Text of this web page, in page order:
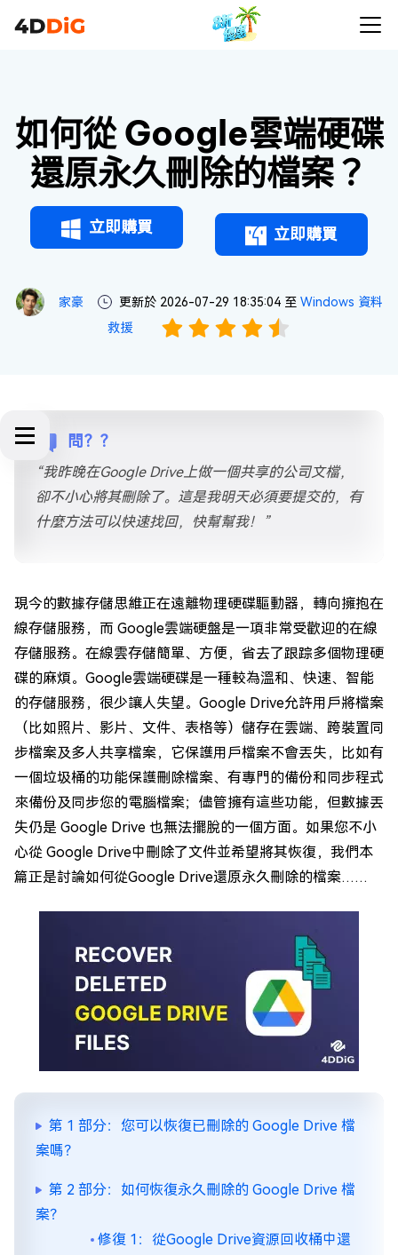
如何從 Google雲端硬碟
還原永久刪除的檔案？
立即購買 立即購買
家豪 更新於 2026-07-29 18:35:04 至 Windows 資料
救援
問？？
“我昨晚在Google Drive上做一個共享的公司文檔，
卻不小心將其刪除了。這是我明天必須要提交的，有
什麼方法可以快速找回，快幫幫我！”
現今的數據存儲思維正在遠離物理硬碟驅動器，轉向擁抱在
線存儲服務，而 Google雲端硬盤是一項非常受歡迎的在線
存儲服務。在線雲存儲簡單、方便，省去了跟踪多個物理硬
碟的麻煩。Google雲端硬碟是一種較為溫和、快速、智能
的存儲服務，很少讓人失望。Google Drive允許用戶將檔案
（比如照片、影片、文件、表格等）儲存在雲端、跨裝置同
步檔案及多人共享檔案，它保護用戶檔案不會丟失，比如有
一個垃圾桶的功能保護刪除檔案、有專門的備份和同步程式
來備份及同步您的電腦檔案；儘管擁有這些功能，但數據丟
失仍是 Google Drive 也無法擺脫的一個方面。如果您不小
心從 Google Drive中刪除了文件並希望將其恢復，我們本
篇正是討論如何從Google Drive還原永久刪除的檔案……
第 1 部分：您可以恢復已刪除的 Google Drive 檔
案嗎？
第 2 部分：如何恢復永久刪除的 Google Drive 檔
案？
修復 1：從Google Drive資源回收桶中還